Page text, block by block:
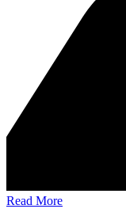
Read More